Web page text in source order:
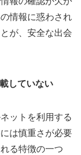
情報に惑わされ
が、安全な出会
していない
ットを利用する
は慎重さが必要
る特徴の一つ